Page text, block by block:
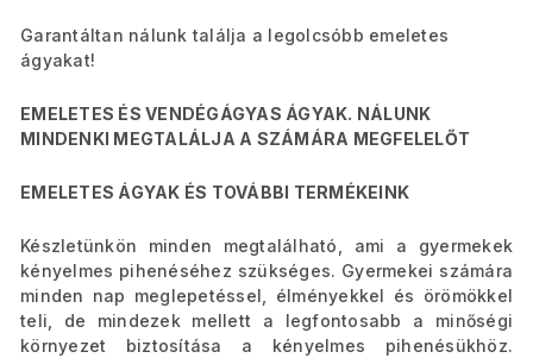
Garantáltan nálunk találja a legolcsóbb emeletes
ágyakat!
EMELETES ÉS VENDÉGÁGYAS ÁGYAK. NÁLUNK
MINDENKI MEGTALÁLJA A SZÁMÁRA MEGFELELŐT
EMELETES ÁGYAK ÉS TOVÁBBI TERMÉKEINK
Készletünkön minden megtalálható, ami a gyermekek
kényelmes pihenéséhez szükséges. Gyermekei számára
minden nap meglepetéssel, élményekkel és örömökkel
teli, de mindezek mellett a legfontosabb a minőségi
környezet biztosítása a kényelmes pihenésükhöz.